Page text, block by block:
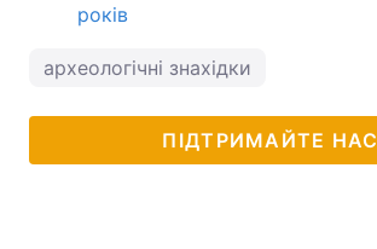
років
археологічні знахідки
ПІДТРИМАЙТЕ НАС